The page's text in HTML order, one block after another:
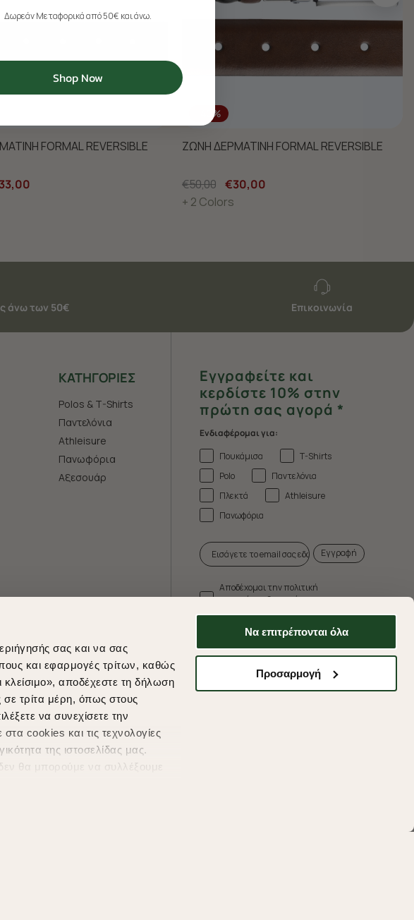
σας και να σας
και εφαρμογές τρίτων, καθώς
αποδέχεστε τη δήλωση
σε τρίτα μέρη, όπως στους
να συνεχίσετε την
cookies και τις τεχνολογίες
της ιστοσελίδας μας.
θα μπορούμε να συλλέξουμε
ανακαλέσετε τη συγκατάθεσή
Να επιτρέπονται όλα
Προσαρμογή
FORMAL REVERSIBLE
-40%
ΖΩΝΗ ΔΕΡΜΑΤΙΝΗ FORMAL REVERSIBLE
€50,00 €30,00
+ 2 Colors
άνω των 50€ Επικοινωνία
ΚΑΤΗΓΟΡΙΕΣ
Polos & T-Shirts
Παντελόνια
Athleisure
Πανωφόρια
Aξεσουάρ
Εγγραφείτε και
κερδίστε 10% στην
πρώτη σας αγορά *
Ενδιαφέρομαι για:
Πουκάμισα
T-Shirts
Polo
Παντελόνια
Πλεκτά
Athleisure
Πανωφόρια
Εγγραφή
Αποδέχομαι την πολιτική
απορρήτου & τους όρους
* Δεν συνδυάζεται με άλλες προωθητικές
ενέργειες.
Shipping Methods
Δωρεάν Μεταφορικά από 50€ και άνω.
Shop Now